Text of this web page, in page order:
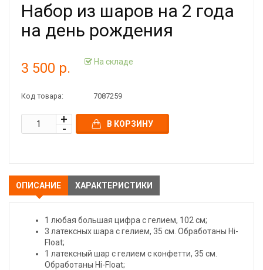
Набор из шаров на 2 года
на день рождения
3 500 р. На складе
Код товара: 7087259
В КОРЗИНУ
ОПИСАНИЕ ХАРАКТЕРИСТИКИ
1 любая большая цифра с гелием, 102 см;
3 латексных шара с гелием, 35 см. Обработаны Hi-
Float;
1 латексный шар с гелием с конфетти, 35 см.
Обработаны Hi-Float;